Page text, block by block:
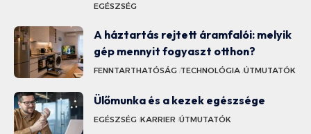
EGÉSZSÉG
A háztartás rejtett áramfalói: melyik
gép mennyit fogyaszt otthon?
FENNTARTHATÓSÁG TECHNOLÓGIA ÚTMUTATÓK
Ülőmunka és a kezek egészsége
EGÉSZSÉG KARRIER ÚTMUTATÓK